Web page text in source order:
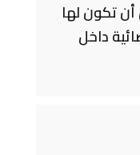
تكون لها
داخل